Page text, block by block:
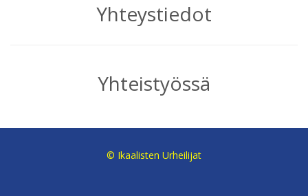
Yhteystiedot
Yhteistyössä
© Ikaalisten Urheilijat